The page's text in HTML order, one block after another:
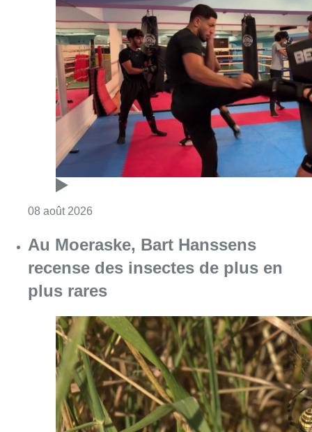
08 août 2026
Au Moeraske, Bart Hanssens
recense des insectes de plus en
plus rares